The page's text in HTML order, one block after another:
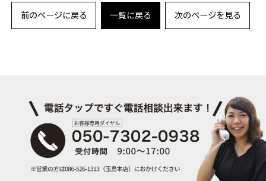
前のページに戻る 一覧に戻る 次のページを見る